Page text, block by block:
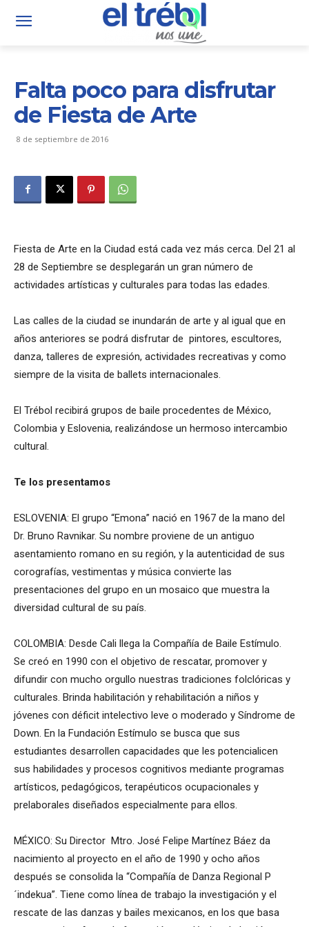
Falta poco para disfrutar
de Fiesta de Arte
8 de septiembre de 2016
Fiesta de Arte en la Ciudad está cada vez más cerca. Del 21 al
28 de Septiembre se desplegarán un gran número de
actividades artísticas y culturales para todas las edades.
Las calles de la ciudad se inundarán de arte y al igual que en
años anteriores se podrá disfrutar de pintores, escultores,
danza, talleres de expresión, actividades recreativas y como
siempre de la visita de ballets internacionales.
El Trébol recibirá grupos de baile procedentes de México,
Colombia y Eslovenia, realizándose un hermoso intercambio
cultural.
Te los presentamos
ESLOVENIA: El grupo “Emona” nació en 1967 de la mano del
Dr. Bruno Ravnikar. Su nombre proviene de un antiguo
asentamiento romano en su región, y la autenticidad de sus
corografías, vestimentas y música convierte las
presentaciones del grupo en un mosaico que muestra la
diversidad cultural de su país.
COLOMBIA: Desde Cali llega la Compañía de Baile Estímulo.
Se creó en 1990 con el objetivo de rescatar, promover y
difundir con mucho orgullo nuestras tradiciones folclóricas y
culturales. Brinda habilitación y rehabilitación a niños y
jóvenes con déficit intelectivo leve o moderado y Síndrome de
Down. En la Fundación Estímulo se busca que sus
estudiantes desarrollen capacidades que les potencialicen
sus habilidades y procesos cognitivos mediante programas
artísticos, pedagógicos, terapéuticos ocupacionales y
prelaborales diseñados especialmente para ellos.
MÉXICO: Su Director Mtro. José Felipe Martínez Báez da
nacimiento al proyecto en el año de 1990 y ocho años
después se consolida la “Compañía de Danza Regional P
´indekua”. Tiene como línea de trabajo la investigación y el
rescate de las danzas y bailes mexicanos, en los que basa